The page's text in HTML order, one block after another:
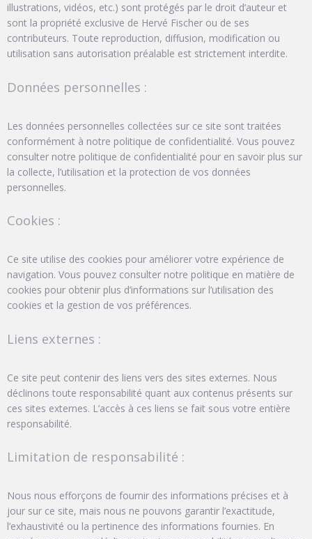
illustrations, vidéos, etc.) sont protégés par le droit d’auteur et
sont la propriété exclusive de Hervé Fischer ou de ses
contributeurs. Toute reproduction, diffusion, modification ou
utilisation sans autorisation préalable est strictement interdite.
Données personnelles :
Les données personnelles collectées sur ce site sont traitées
conformément à notre politique de confidentialité. Vous pouvez
consulter notre politique de confidentialité pour en savoir plus sur
la collecte, l’utilisation et la protection de vos données
personnelles.
Cookies :
Ce site utilise des cookies pour améliorer votre expérience de
navigation. Vous pouvez consulter notre politique en matière de
cookies pour obtenir plus d’informations sur l’utilisation des
cookies et la gestion de vos préférences.
Liens externes :
Ce site peut contenir des liens vers des sites externes. Nous
déclinons toute responsabilité quant aux contenus présents sur
ces sites externes. L’accès à ces liens se fait sous votre entière
responsabilité.
Limitation de responsabilité :
Nous nous efforçons de fournir des informations précises et à
jour sur ce site, mais nous ne pouvons garantir l’exactitude,
l’exhaustivité ou la pertinence des informations fournies. En